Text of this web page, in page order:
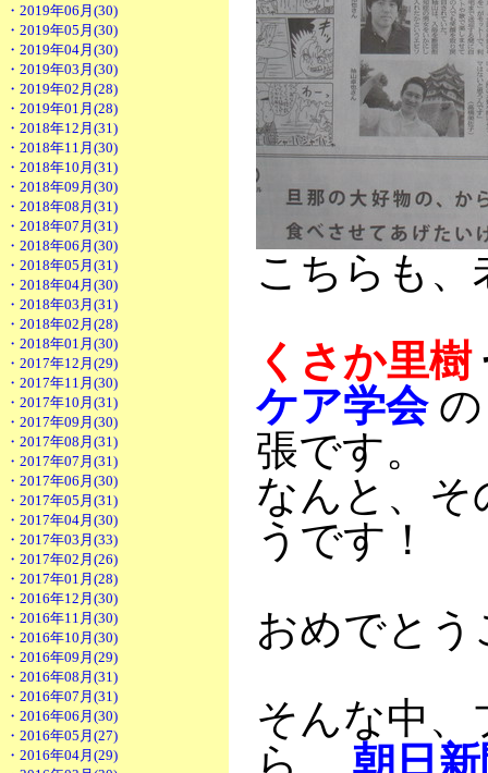
・2019年06月(30)
・2019年05月(30)
・2019年04月(30)
・2019年03月(30)
・2019年02月(28)
・2019年01月(28)
・2018年12月(31)
・2018年11月(30)
・2018年10月(31)
・2018年09月(30)
・2018年08月(31)
・2018年07月(31)
・2018年06月(30)
・2018年05月(31)
・2018年04月(30)
・2018年03月(31)
・2018年02月(28)
・2018年01月(30)
・2017年12月(29)
・2017年11月(30)
・2017年10月(31)
・2017年09月(30)
・2017年08月(31)
・2017年07月(31)
・2017年06月(30)
・2017年05月(31)
・2017年04月(30)
・2017年03月(33)
・2017年02月(26)
・2017年01月(28)
・2016年12月(30)
・2016年11月(30)
・2016年10月(30)
・2016年09月(29)
・2016年08月(31)
・2016年07月(31)
・2016年06月(30)
・2016年05月(27)
・2016年04月(29)
こちらも、
くさか里樹
ケア学会の
張です。
なんと、そ
うです！
おめでと
そんな中
ら、 朝日